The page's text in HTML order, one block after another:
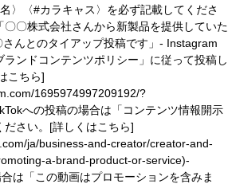
〉〈#カラキャス〉を必ず記載してくださ
〇〇株式会社さんから新製品を提供していた
んとのタイアップ投稿です」 - Instagram
ンドコンテンツポリシー」に従って投稿し
こちら]
1695974997209192/?
への投稿の場合は「コンテンツ情報開示
さい。 [詳しくはこちら]
ja/business-and-creator/creator-and-
a-brand-product-or-service)-
は「この動画はプロモーションを含みま